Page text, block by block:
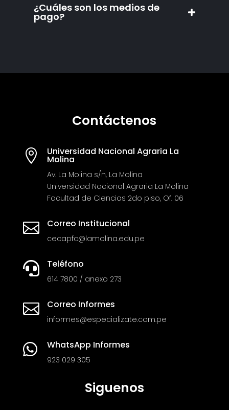
¿Cuáles son los medios de
pago?
Contáctenos
 Universidad Nacional Agraria La
Molina
Av. La Molina s/n, La Molina
Universidad Nacional Agraria La Molina
Facultad de Ciencias 2do piso, Of. 06
 Correo Institucional
cecapfc@lamolina.edu.pe
 Teléfono
614 7800 / anexo 273
 Correo Informes
informes@especializate.com.pe
 WhatsApp Informes
923 029 305
Siguenos